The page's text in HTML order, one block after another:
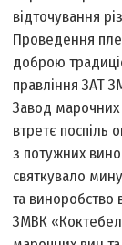
відточування
Проведення
доброю
правління ЗАТ
Завод марочних
втретє поспіль
з потужних
святкувало
та виноробство
ЗМВК